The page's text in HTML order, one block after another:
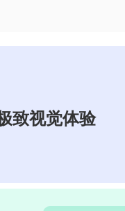
致视觉体验